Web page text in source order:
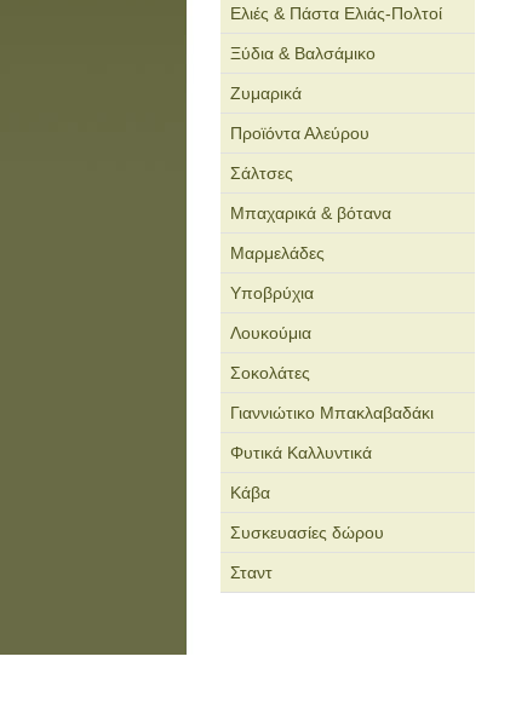
Ελιές & Πάστα Ελιάς-Πολτοί
Ξύδια & Βαλσάμικο
Ζυμαρικά
Προϊόντα Αλεύρου
Σάλτσες
Μπαχαρικά & βότανα
Μαρμελάδες
Υποβρύχια
Λουκούμια
Σοκολάτες
Γιαννιώτικο Μπακλαβαδάκι
Φυτικά Καλλυντικά
Κάβα
Συσκευασίες δώρου
Σταντ